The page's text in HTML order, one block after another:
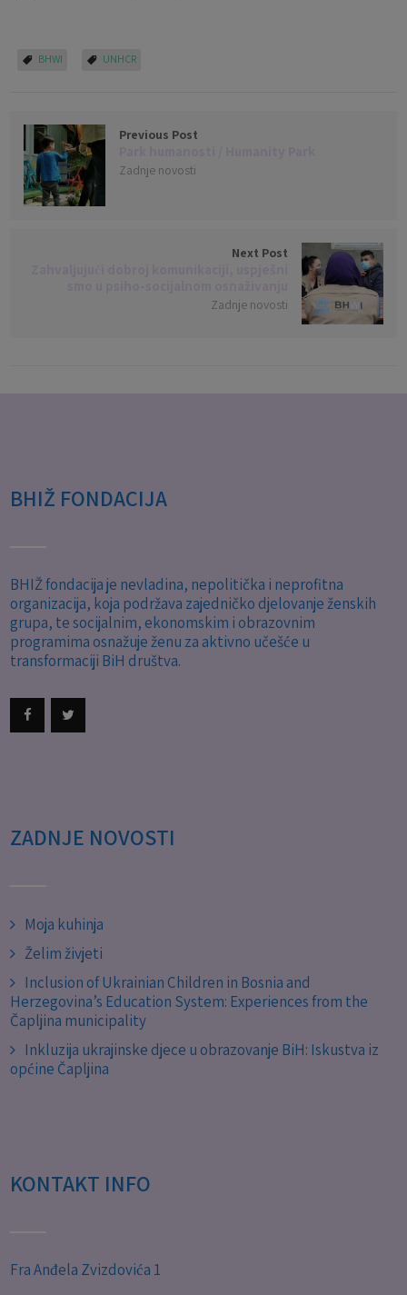
BHWI UNHCR
Previous Post
Zadnje novosti
Next Post
Zadnje novosti
BHIŽ FONDACIJA
BHIŽ fondacija je nevladina, nepolitička i neprofitna
organizacija, koja podržava zajedničko djelovanje ženskih
grupa, te socijalnim, ekonomskim i obrazovnim
programima osnažuje ženu za aktivno učešće u
transformaciji BiH društva.
ZADNJE NOVOSTI
Moja kuhinja
Želim živjeti
Inclusion of Ukrainian Children in Bosnia and
Herzegovina’s Education System: Experiences from the
Čapljina municipality
Inkluzija ukrajinske djece u obrazovanje BiH: Iskustva iz
općine Čapljina
KONTAKT INFO
Fra Anđela Zvizdovića 1